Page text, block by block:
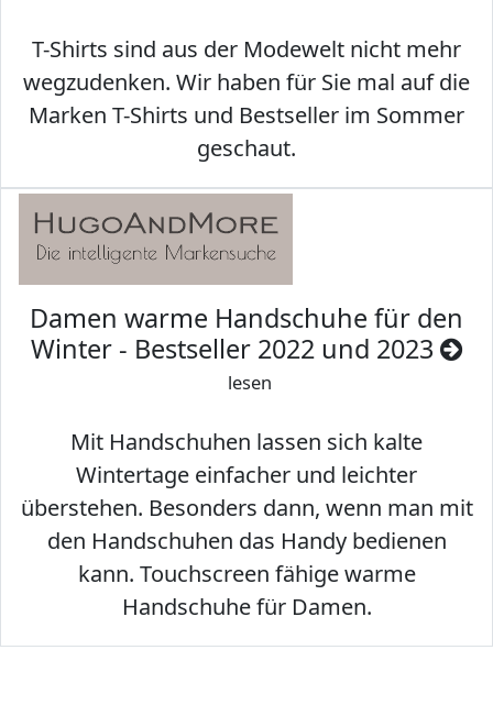
T-Shirts sind aus der Modewelt nicht mehr
wegzudenken. Wir haben für Sie mal auf die
Marken T-Shirts und Bestseller im Sommer
geschaut.
Damen warme Handschuhe für den
Winter - Bestseller 2022 und 2023
lesen
Mit Handschuhen lassen sich kalte
Wintertage einfacher und leichter
überstehen. Besonders dann, wenn man mit
den Handschuhen das Handy bedienen
kann. Touchscreen fähige warme
Handschuhe für Damen.